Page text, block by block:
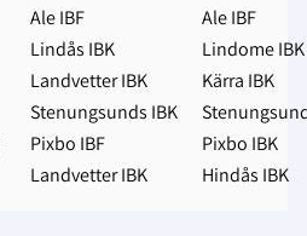
Ale IBF
Ale IBF
Lindås IBK
Lindome IBK
Landvetter IBK
Kärra IBK
Stenungsunds IBK
Pixbo IBF
Pixbo IBK
Landvetter IBK Hindås IBK